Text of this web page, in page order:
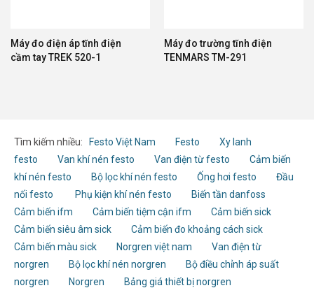
Máy đo điện áp tĩnh điện
cầm tay TREK 520-1
Máy đo trường tĩnh điện
TENMARS TM-291
Tìm kiếm nhiều: Festo Việt Nam Festo
Xy lanh
festo
Van khí nén festo Van điện từ festo
Cảm biến
khí nén festo
Bộ lọc khí nén festo Ống hơi festo
Đầu
nối festo
Phụ kiện khí nén festo
Biến tần danfoss
Cảm biến ifm
Cảm biến tiệm cận ifm
Cảm biến sick
Cảm biến siêu âm sick
Cảm biến đo khoảng cách sick
Cảm biến màu sick
Norgren việt nam
Van điện từ
norgren
Bộ lọc khí nén norgren
Bộ điều chỉnh áp suất
norgren
Norgren Bảng giá thiết bị norgren